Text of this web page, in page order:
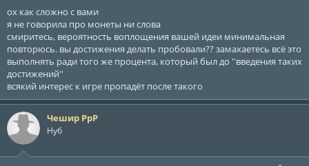
ох как сложно с вами
я не говорила про монеты ни слова
смиритесь, вероятность воплощения вашей идеи минимальная
повторюсь. вы достижения делать пробовали?? замахаетесь всё это
выполнять ради того же процента, который был до ''введения таких
достижений''
всякий интерес к игре пропадёт после такого
Чешир РрР
Нуб